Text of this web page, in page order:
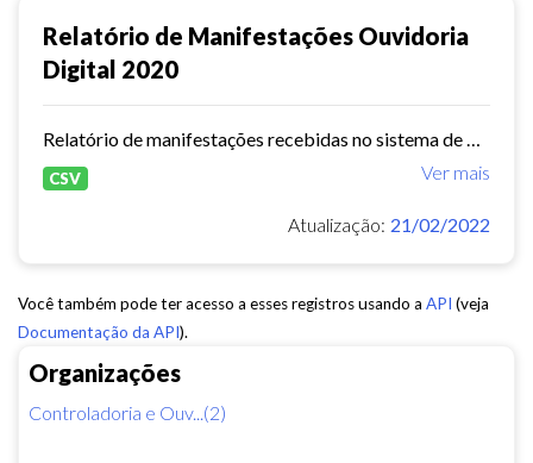
Organizações
Controladoria e Ouv...(2)
Relatório de Manifestações Ouvidoria
Digital 2020
Ver mais
CSV
Atualização: 21/02/2022
Você também pode ter acesso a esses registros usando a API (veja
Documentação da API).